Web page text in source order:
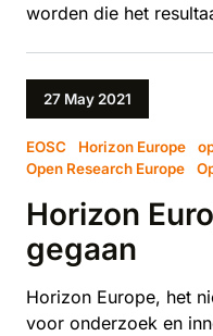
worden die het
27 May 2021
EOSC Horizon Europe
Open Research Europe
Horizon
gegaan
Horizon Europe, het
voor onderzoek en